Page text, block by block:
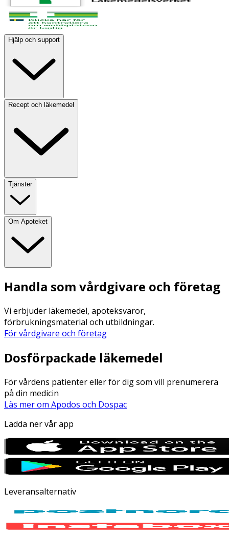
Hjälp och support
Recept och läkemedel
Tjänster
Om Apoteket
Handla som vårdgivare och företag
Vi erbjuder läkemedel, apoteksvaror,
förbrukningsmaterial och utbildningar.
För vårdgivare och företag
Dosförpackade läkemedel
För vårdens patienter eller för dig som vill prenumerera
på din medicin
Läs mer om Apodos och Dospac
Ladda ner vår app
Leveransalternativ